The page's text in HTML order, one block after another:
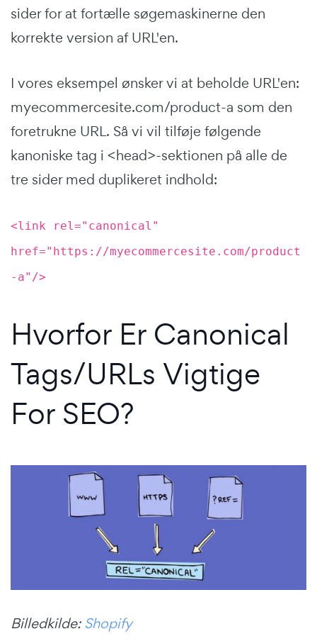
sider for at fortælle søgemaskinerne den
korrekte version af URL'en.
I vores eksempel ønsker vi at beholde URL'en:
myecommercesite.com/product-a som den
foretrukne URL. Så vi vil tilføje følgende
kanoniske tag i <head>-sektionen på alle de
tre sider med duplikeret indhold:
<link rel="canonical"
href="https://myecommercesite.com/product
-a"/>
Hvorfor Er Canonical
Tags/URLs Vigtige
For SEO?
Billedkilde: Shopify